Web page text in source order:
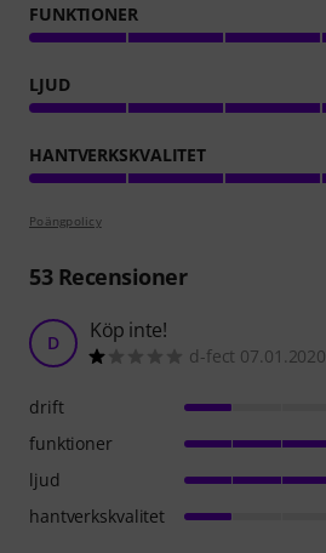
FUNKTIONER
LJUD
HANTVERKSKVALITET
Poängpolicy
53Recensioner
D Köp inte!
d-fect 07.01.2020
drift
funktioner
ljud
hantverkskvalitet